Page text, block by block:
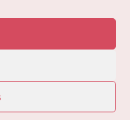
- Illustrations par